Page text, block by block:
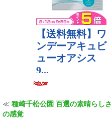
≪ 種崎千松公園 百選の素晴らしさ
の感覚